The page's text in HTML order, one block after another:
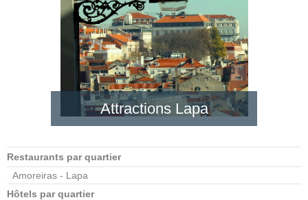
Attractions Lapa
Restaurants par quartier
Amoreiras - Lapa
Hôtels par quartier